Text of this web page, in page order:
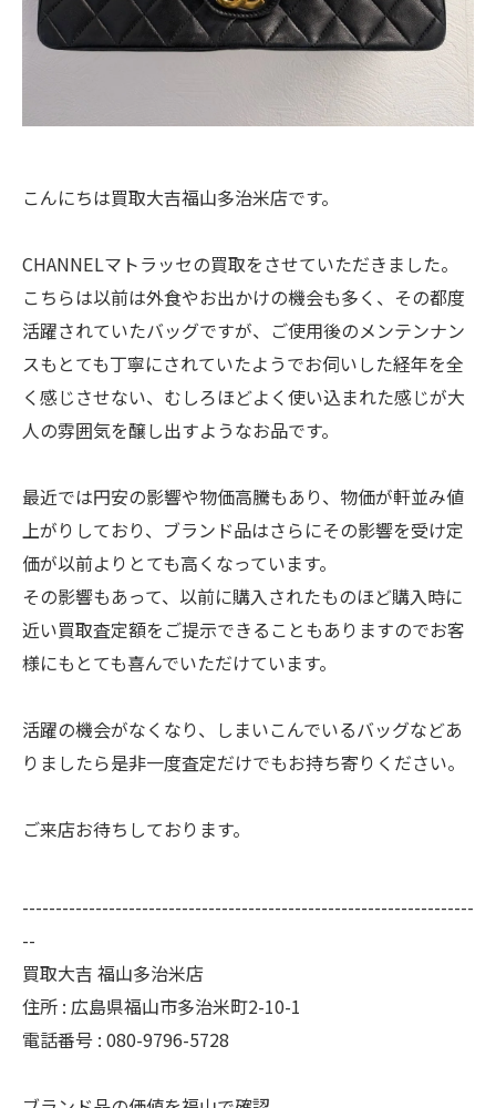
こんにちは買取大吉福山多治米店です。
CHANNELマトラッセの買取をさせていただきました。
こちらは以前は外食やお出かけの機会も多く、その都度
活躍されていたバッグですが、ご使用後のメンテンナン
スもとても丁寧にされていたようでお伺いした経年を全
く感じさせない、むしろほどよく使い込まれた感じが大
人の雰囲気を醸し出すようなお品です。
最近では円安の影響や物価高騰もあり、物価が軒並み値
上がりしており、ブランド品はさらにその影響を受け定
価が以前よりとても高くなっています。
その影響もあって、以前に購入されたものほど購入時に
近い買取査定額をご提示できることもありますのでお客
様にもとても喜んでいただけています。
活躍の機会がなくなり、しまいこんでいるバッグなどあ
りましたら是非一度査定だけでもお持ち寄りください。
ご来店お待ちしております。
--------------------------------------------------------------------
--
買取大吉 福山多治米店
住所 : 広島県福山市多治米町2-10-1
電話番号 : 080-9796-5728